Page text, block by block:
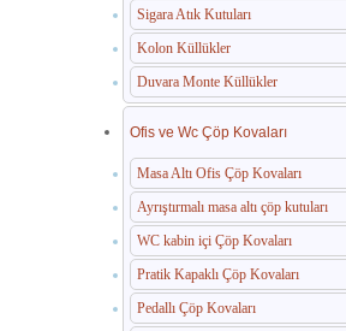
Sigara Atık Kutuları
Kolon Küllükler
Duvara Monte Küllükler
Ofis ve Wc Çöp Kovaları
Masa Altı Ofis Çöp Kovaları
Ayrıştırmalı masa altı çöp kutuları
WC kabin içi Çöp Kovaları
Pratik Kapaklı Çöp Kovaları
Pedallı Çöp Kovaları